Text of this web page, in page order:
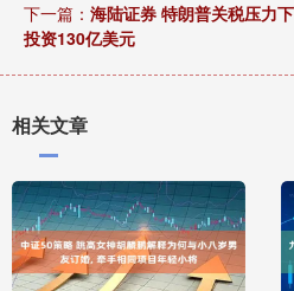
下一篇： 海陆证券 特朗普关税压力
投资130亿美元
相关文章